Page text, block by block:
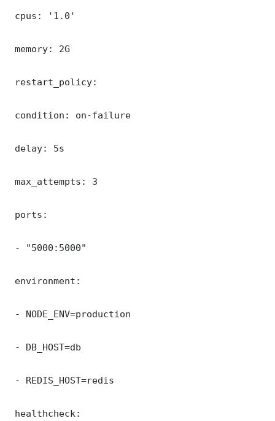
cpus: '1.0'
memory: 2G
restart_policy:
condition: on-failure
delay: 5s
max_attempts: 3
ports:
- "5000:5000"
environment:
- NODE_ENV=production
- DB_HOST=db
- REDIS_HOST=redis
healthcheck: